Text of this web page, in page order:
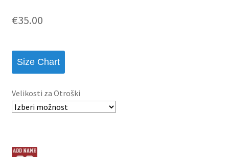
€35.00
Size Chart
Velikosti za Otroški